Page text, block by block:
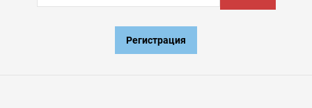
Регистрация